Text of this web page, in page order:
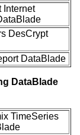
Internet
DesCrypt
DataBlade
DataBlade
TimeSeries